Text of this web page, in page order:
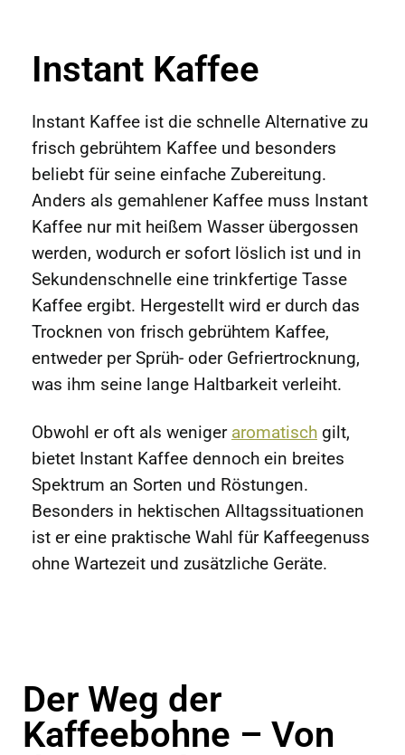
Instant Kaffee
Instant Kaffee ist die schnelle Alternative zu
frisch gebrühtem Kaffee und besonders
beliebt für seine einfache Zubereitung.
Anders als gemahlener Kaffee muss Instant
Kaffee nur mit heißem Wasser übergossen
werden, wodurch er sofort löslich ist und in
Sekundenschnelle eine trinkfertige Tasse
Kaffee ergibt. Hergestellt wird er durch das
Trocknen von frisch gebrühtem Kaffee,
entweder per Sprüh- oder Gefriertrocknung,
was ihm seine lange Haltbarkeit verleiht.
Obwohl er oft als weniger aromatisch gilt,
bietet Instant Kaffee dennoch ein breites
Spektrum an Sorten und Röstungen.
Besonders in hektischen Alltagssituationen
ist er eine praktische Wahl für Kaffeegenuss
ohne Wartezeit und zusätzliche Geräte.
Der Weg der
Kaffeebohne – Von